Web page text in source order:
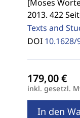
[Moses
2013. 422
Texts and
DOI 10.1628/
inkl. gesetzl.
In den